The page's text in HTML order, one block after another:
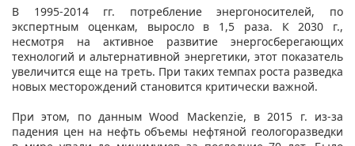
В 1995-2014 гг. потребление энергоносителей, по
экспертным оценкам, выросло в 1,5 раза. К 2030 г.,
несмотря на активное развитие энергосберегающих
технологий и альтернативной энергетики, этот показатель
увеличится еще на треть. При таких темпах роста разведка
новых месторождений становится критически важной.
При этом, по данным Wood Mackenzie, в 2015 г. из-за
падения цен на нефть объемы нефтяной геологоразведки